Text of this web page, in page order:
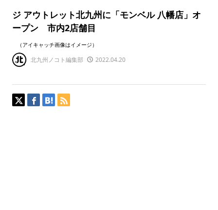
ジ アウトレット北九州に「モンベル 八幡店」オ
ープン 市内2店舗目
（アイキャッチ画像はイメージ）
北九州ノコト編集部 2022.04.20